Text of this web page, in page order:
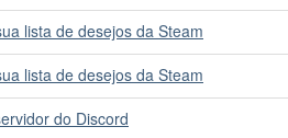
lista de desejos da Steam
lista de desejos da Steam
do Discord